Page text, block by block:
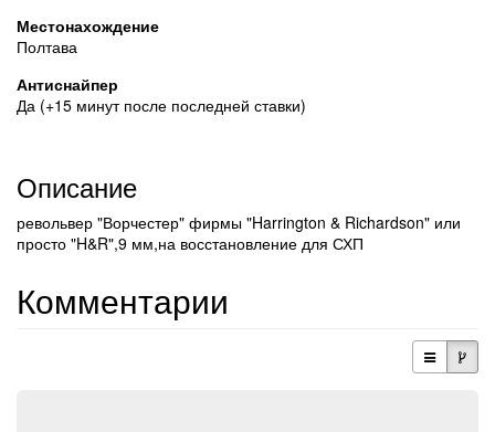
Местонахождение
Полтава
Антиснайпер
Да (+15 минут после последней ставки)
Описание
револьвер "Ворчестер" фирмы "Harrington & Richardson" или
просто "H&R",9 мм,на восстановление для СХП
Комментарии